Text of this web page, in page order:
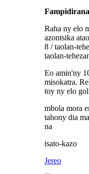
Raha ny elo
azontsika
8 / taolan-
taolan-
Eo amin'ny
misokatra.
toy ny elo
mbola mora
tahony dia
na
tsato-kazo
Jereo